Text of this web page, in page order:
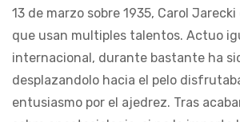
13 de marzo sobre 1935, Carol
que usan multiples talentos. Actuo
internacional, durante bastante ha
desplazandolo hacia el pelo
entusiasmo por el ajedrez. Tras